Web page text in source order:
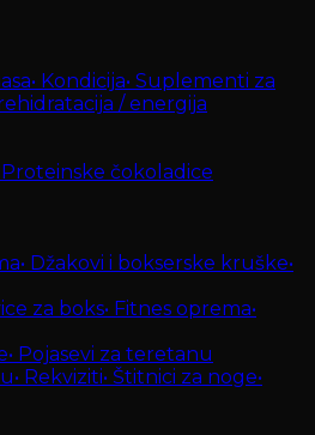
• Kondicija• Suplementi za
/ energija
Proteinske čokoladice
• Džakovi i bokserske kruške•
za boks• Fitnes oprema•
• Pojasevi za teretanu
• Rekviziti• Štitnici za noge•